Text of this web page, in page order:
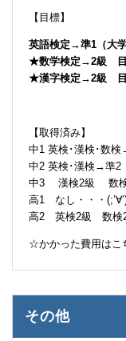
【目標】
英語検定→準1（大学
★数学検定→2級 目
★漢字検定→2級 目
【取得済み】
中1 英検･漢検･数
中2 英検･漢検→準
中3 漢検2級 数検
高1 なし・・・
高2 英検2級 数検
☆かかった費用はこ
その他